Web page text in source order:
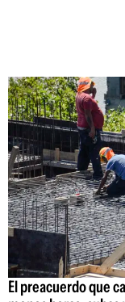
El preacuerdo que